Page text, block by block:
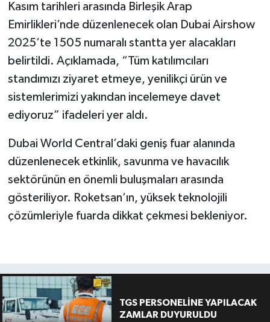
Kasım tarihleri arasında Birleşik Arap
Emirlikleri’nde düzenlenecek olan Dubai Airshow
2025’te 1505 numaralı stantta yer alacakları
belirtildi. Açıklamada, “Tüm katılımcıları
standımızı ziyaret etmeye, yenilikçi ürün ve
sistemlerimizi yakından incelemeye davet
ediyoruz” ifadeleri yer aldı.
Dubai World Central’daki geniş fuar alanında
düzenlenecek etkinlik, savunma ve havacılık
sektörünün en önemli buluşmaları arasında
gösteriliyor. Roketsan’ın, yüksek teknolojili
çözümleriyle fuarda dikkat çekmesi bekleniyor.
TGS PERSONELİNE YAPILACAK
ZAMLAR DUYURULDU